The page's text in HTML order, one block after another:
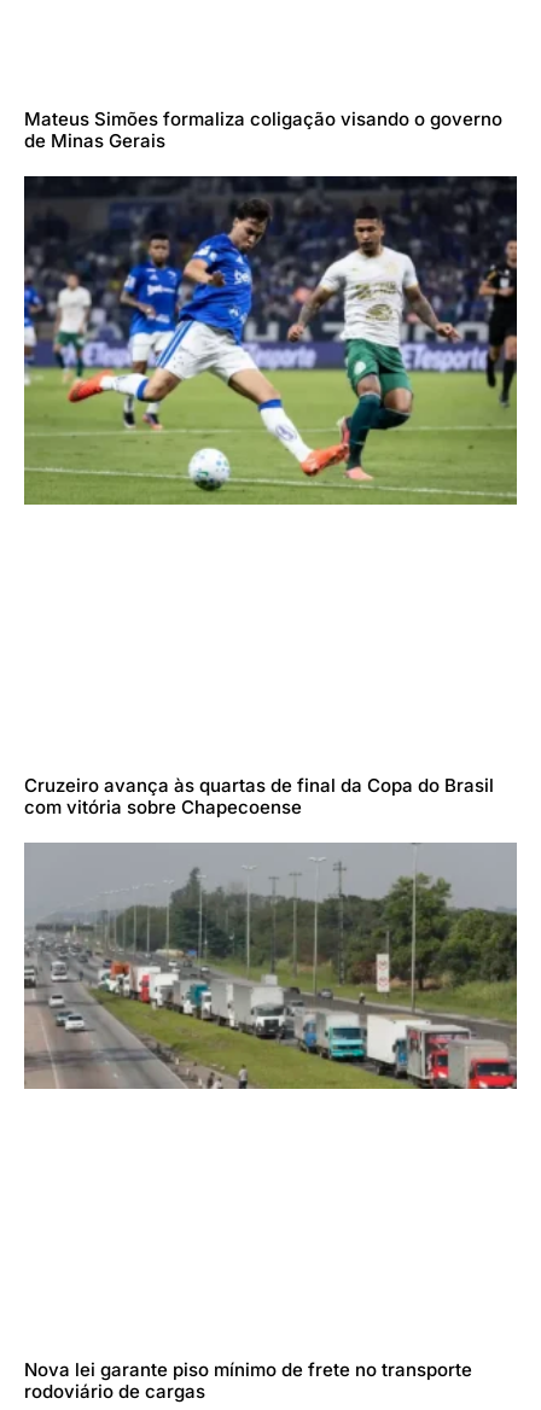
Mateus Simões formaliza coligação visando o governo
de Minas Gerais
Cruzeiro avança às quartas de final da Copa do Brasil
com vitória sobre Chapecoense
Nova lei garante piso mínimo de frete no transporte
rodoviário de cargas